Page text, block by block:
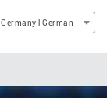
Germany | German